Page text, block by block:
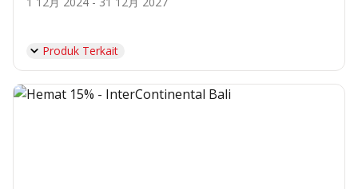
Produk Terkait